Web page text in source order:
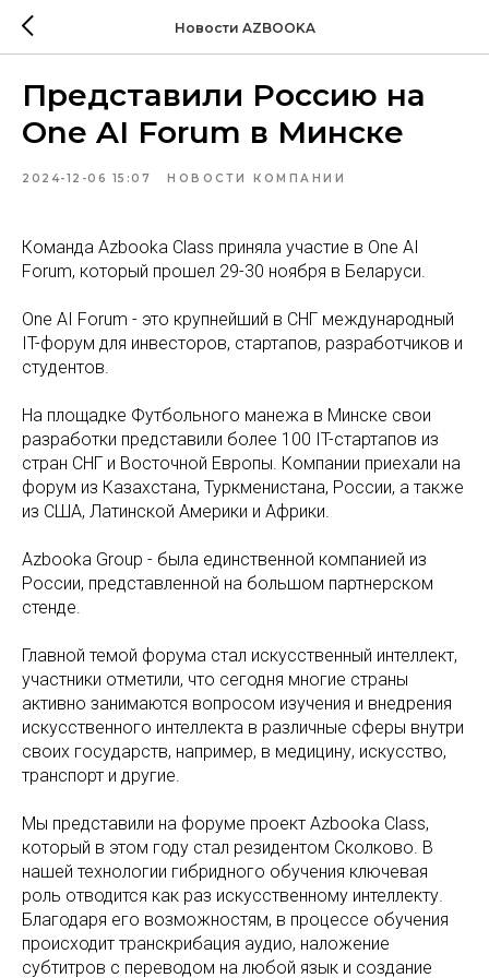
Новости AZBOOKA
Представили Россию на
One AI Forum в Минске
2024-12-06 15:07 НОВОСТИ КОМПАНИИ
Команда Azbooka Class приняла участие в One AI
Forum, который прошел 29-30 ноября в Беларуси.
One AI Forum - это крупнейший в СНГ международный
IT-форум для инвесторов, стартапов, разработчиков и
студентов.
На площадке Футбольного манежа в Минске свои
разработки представили более 100 IT-стартапов из
стран СНГ и Восточной Европы. Компании приехали на
форум из Казахстана, Туркменистана, России, а также
из США, Латинской Америки и Африки.
Azbooka Group - была единственной компанией из
России, представленной на большом партнерском
стенде.
Главной темой форума стал искусственный интеллект,
участники отметили, что сегодня многие страны
активно занимаются вопросом изучения и внедрения
искусственного интеллекта в различные сферы внутри
своих государств, например, в медицину, искусство,
транспорт и другие.
Мы представили на форуме проект Azbooka Class,
который в этом году стал резидентом Сколково. В
нашей технологии гибридного обучения ключевая
роль отводится как раз искусственному интеллекту.
Благодаря его возможностям, в процессе обучения
происходит транскрибация аудио, наложение
субтитров с переводом на любой язык и создание